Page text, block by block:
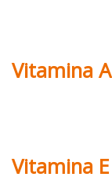
Vitamina A
Vitamina E